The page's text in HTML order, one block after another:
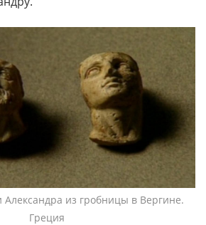
из гробницы в Вергине.
Греция